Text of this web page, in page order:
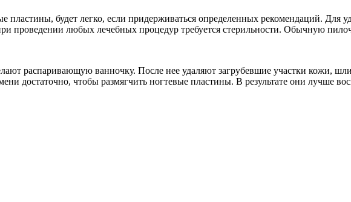
пластины, будет легко, если придерживаться определенных рекомендаций. Для
проведении любых лечебных процедур требуется стерильности. Обычную
распаривающую ванночку. После нее удаляют загрубевшие участки кожи,
достаточно, чтобы размягчить ногтевые пластины. В результате они лучше